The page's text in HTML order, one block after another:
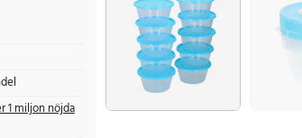
1 miljon nöjda